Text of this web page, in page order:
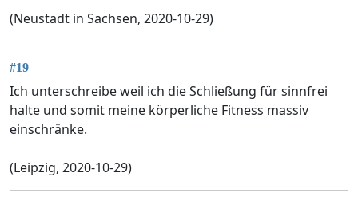
(Neustadt in Sachsen, 2020-10-29)
#19
Ich unterschreibe weil ich die Schließung für sinnfrei
halte und somit meine körperliche Fitness massiv
einschränke.
(Leipzig, 2020-10-29)